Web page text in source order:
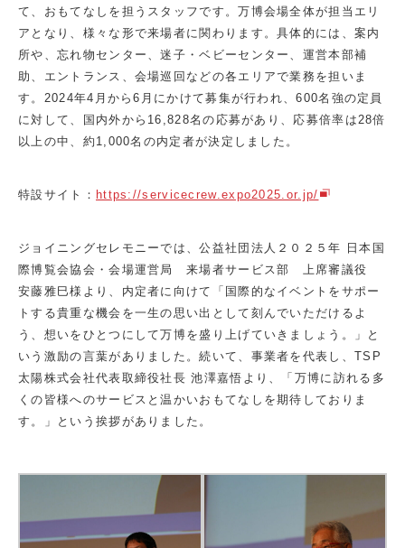
て、おもてなしを担うスタッフです。万博会場全体が担当エリ
アとなり、様々な形で来場者に関わります。具体的には、案内
所や、忘れ物センター、迷子・ベビーセンター、運営本部補
助、エントランス、会場巡回などの各エリアで業務を担いま
す。2024年4月から6月にかけて募集が行われ、600名強の定員
に対して、国内外から16,828名の応募があり、応募倍率は28倍
以上の中、約1,000名の内定者が決定しました。
特設サイト： https://servicecrew.expo2025.or.jp/
ジョイニングセレモニーでは、公益社団法人２０２５年 日本国
際博覧会協会・会場運営局 来場者サービス部 上席審議役
安藤雅巳様より、内定者に向けて「国際的なイベントをサポー
トする貴重な機会を一生の思い出として刻んでいただけるよ
う、想いをひとつにして万博を盛り上げていきましょう。」と
いう激励の言葉がありました。続いて、事業者を代表し、TSP
太陽株式会社代表取締役社長 池澤嘉悟より、「万博に訪れる多
くの皆様へのサービスと温かいおもてなしを期待しておりま
す。」という挨拶がありました。